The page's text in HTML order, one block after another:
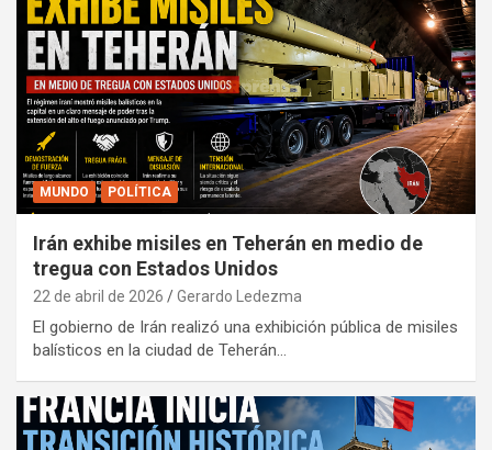
MUNDO POLÍTICA
Irán exhibe misiles en Teherán en medio de
tregua con Estados Unidos
22 de abril de 2026 Gerardo Ledezma
El gobierno de Irán realizó una exhibición pública de misiles
balísticos en la ciudad de Teherán…